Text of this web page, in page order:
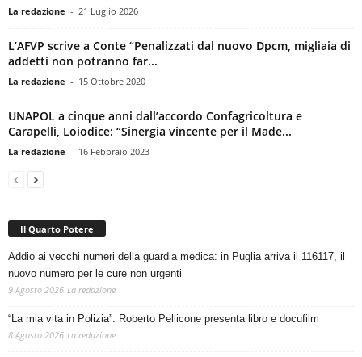
La redazione - 21 Luglio 2026
L’AFVP scrive a Conte “Penalizzati dal nuovo Dpcm, migliaia di
addetti non potranno far...
La redazione - 15 Ottobre 2020
UNAPOL a cinque anni dall’accordo Confagricoltura e
Carapelli, Loiodice: “Sinergia vincente per il Made...
La redazione - 16 Febbraio 2023
Il Quarto Potere
Addio ai vecchi numeri della guardia medica: in Puglia arriva il 116117, il
nuovo numero per le cure non urgenti
9 Agosto 2026 La redazione
“La mia vita in Polizia”: Roberto Pellicone presenta libro e docufilm
8 Agosto 2026 La redazione